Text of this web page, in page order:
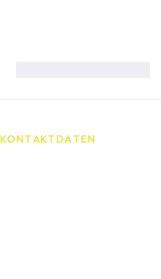
KONTAKTDATEN